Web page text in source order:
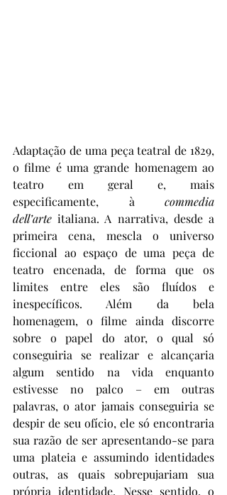
Adaptação de uma peça teatral de 1829,
o filme é uma grande homenagem ao
teatro em geral e, mais
especificamente, à commedia
dell’arte italiana. A narrativa, desde a
primeira cena, mescla o universo
ficcional ao espaço de uma peça de
teatro encenada, de forma que os
limites entre eles são fluídos e
inespecíficos. Além da bela
homenagem, o filme ainda discorre
sobre o papel do ator, o qual só
conseguiria se realizar e alcançaria
algum sentido na vida enquanto
estivesse no palco – em outras
palavras, o ator jamais conseguiria se
despir de seu ofício, ele só encontraria
sua razão de ser apresentando-se para
uma plateia e assumindo identidades
outras, as quais sobrepujariam sua
própria identidade. Nesse sentido, o